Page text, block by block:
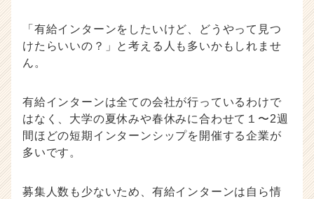
「有給インターンをしたいけど、どうやって見つ
けたらいいの？」と考える人も多いかもしれませ
ん。
有給インターンは全ての会社が行っているわけで
はなく、大学の夏休みや春休みに合わせて１〜2週
間ほどの短期インターンシップを開催する企業が
多いです。
募集人数も少ないため、有給インターンは自ら情